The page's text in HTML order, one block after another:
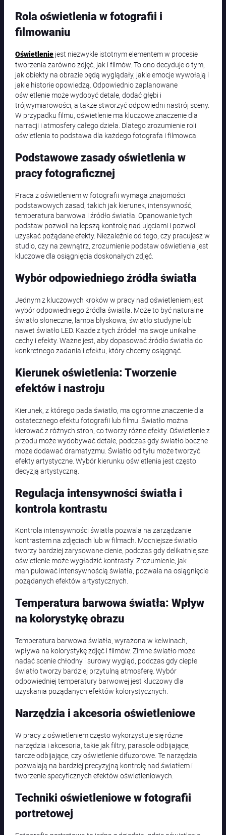
Rola oświetlenia w fotografii i
filmowaniu
Oświetlenie jest niezwykle istotnym elementem w procesie
tworzenia zarówno zdjęć, jak i filmów. To ono decyduje o tym,
jak obiekty na obrazie będą wyglądały, jakie emocje wywołają i
jakie historie opowiedzą. Odpowiednio zaplanowane
oświetlenie może wydobyć detale, dodać głębi i
trójwymiarowości, a także stworzyć odpowiedni nastrój sceny.
W przypadku filmu, oświetlenie ma kluczowe znaczenie dla
narracji i atmosfery całego dzieła. Dlatego zrozumienie roli
oświetlenia to podstawa dla każdego fotografa i filmowca.
Podstawowe zasady oświetlenia w
pracy fotograficznej
Praca z oświetleniem w fotografii wymaga znajomości
podstawowych zasad, takich jak kierunek, intensywność,
temperatura barwowa i źródło światła. Opanowanie tych
podstaw pozwoli na lepszą kontrolę nad ujęciami i pozwoli
uzyskać pożądane efekty. Niezależnie od tego, czy pracujesz w
studio, czy na zewnątrz, zrozumienie podstaw oświetlenia jest
kluczowe dla osiągnięcia doskonałych zdjęć.
Wybór odpowiedniego źródła światła
Jednym z kluczowych kroków w pracy nad oświetleniem jest
wybór odpowiedniego źródła światła. Może to być naturalne
światło słoneczne, lampa błyskowa, światło studyjne lub
nawet światło LED. Każde z tych źródeł ma swoje unikalne
cechy i efekty. Ważne jest, aby dopasować źródło światła do
konkretnego zadania i efektu, który chcemy osiągnąć.
Kierunek oświetlenia: Tworzenie
efektów i nastroju
Kierunek, z którego pada światło, ma ogromne znaczenie dla
ostatecznego efektu fotografii lub filmu. Światło można
kierować z różnych stron, co tworzy różne efekty. Oświetlenie z
przodu może wydobywać detale, podczas gdy światło boczne
może dodawać dramatyzmu. Światło od tyłu może tworzyć
efekty artystyczne. Wybór kierunku oświetlenia jest często
decyzją artystyczną.
Regulacja intensywności światła i
kontrola kontrastu
Kontrola intensywności światła pozwala na zarządzanie
kontrastem na zdjęciach lub w filmach. Mocniejsze światło
tworzy bardziej zarysowane cienie, podczas gdy delikatniejsze
oświetlenie może wygładzić kontrasty. Zrozumienie, jak
manipulować intensywnością światła, pozwala na osiągnięcie
pożądanych efektów artystycznych.
Temperatura barwowa światła: Wpływ
na kolorystykę obrazu
Temperatura barwowa światła, wyrażona w kelwinach,
wpływa na kolorystykę zdjęć i filmów. Zimne światło może
nadać scenie chłodny i surowy wygląd, podczas gdy ciepłe
światło tworzy bardziej przytulną atmosferę. Wybór
odpowiedniej temperatury barwowej jest kluczowy dla
uzyskania pożądanych efektów kolorystycznych.
Narzędzia i akcesoria oświetleniowe
W pracy z oświetleniem często wykorzystuje się różne
narzędzia i akcesoria, takie jak filtry, parasole odbijające,
tarcze odbijające, czy oświetlenie difuzorowe. Te narzędzia
pozwalają na bardziej precyzyjną kontrolę nad światłem i
tworzenie specyficznych efektów oświetleniowych.
Techniki oświetleniowe w fotografii
portretowej